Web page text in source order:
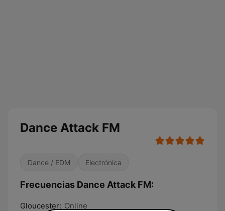
Dance Attack FM
Dance / EDM Electrónica
Frecuencias Dance Attack FM:
Gloucester: Online